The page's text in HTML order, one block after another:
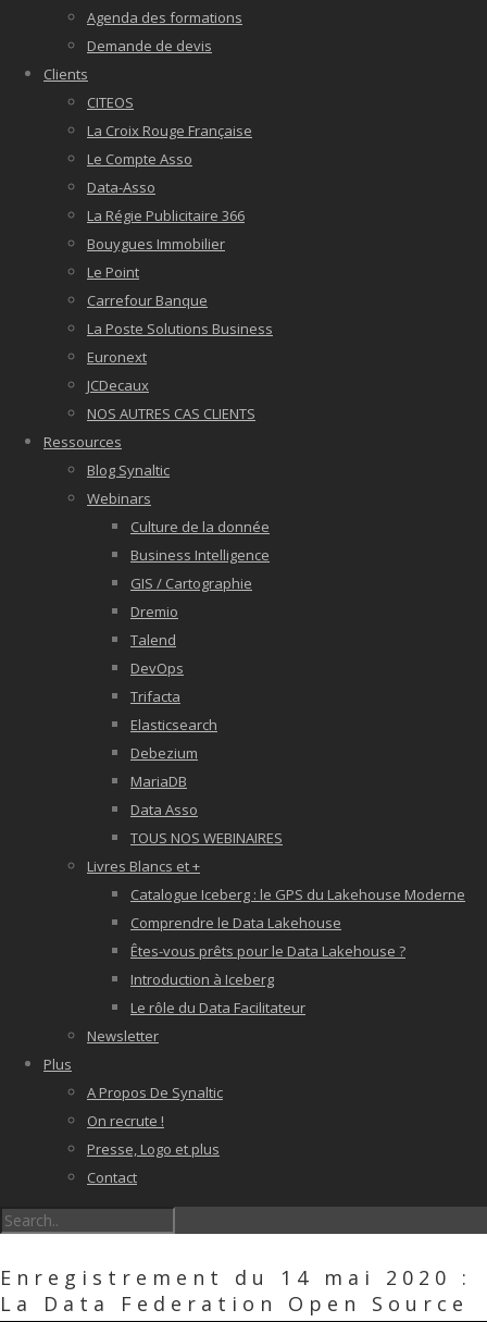
Agenda des formations
Demande de devis
Clients
CITEOS
La Croix Rouge Française
Le Compte Asso
Data-Asso
La Régie Publicitaire 366
Bouygues Immobilier
Le Point
Carrefour Banque
La Poste Solutions Business
Euronext
JCDecaux
NOS AUTRES CAS CLIENTS
Ressources
Blog Synaltic
Webinars
Culture de la donnée
Business Intelligence
GIS / Cartographie
Dremio
Talend
DevOps
Trifacta
Elasticsearch
Debezium
MariaDB
Data Asso
TOUS NOS WEBINAIRES
Livres Blancs et +
Catalogue Iceberg : le GPS du Lakehouse Moderne
Comprendre le Data Lakehouse
Êtes-vous prêts pour le Data Lakehouse ?
Introduction à Iceberg
Le rôle du Data Facilitateur
Newsletter
Plus
A Propos De Synaltic
On recrute !
Presse, Logo et plus
Contact
Enregistrement du 14 mai 2020 :
La Data Federation Open Source